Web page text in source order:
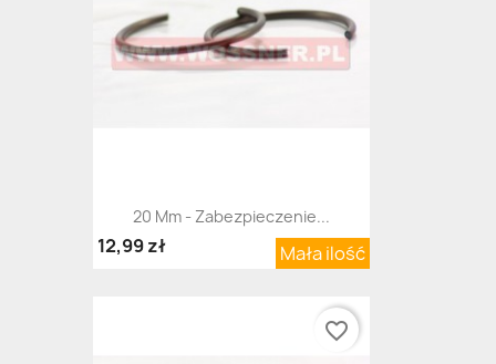
20 Mm - Zabezpieczenie...
Mała ilość
12,99 zł
favorite_border